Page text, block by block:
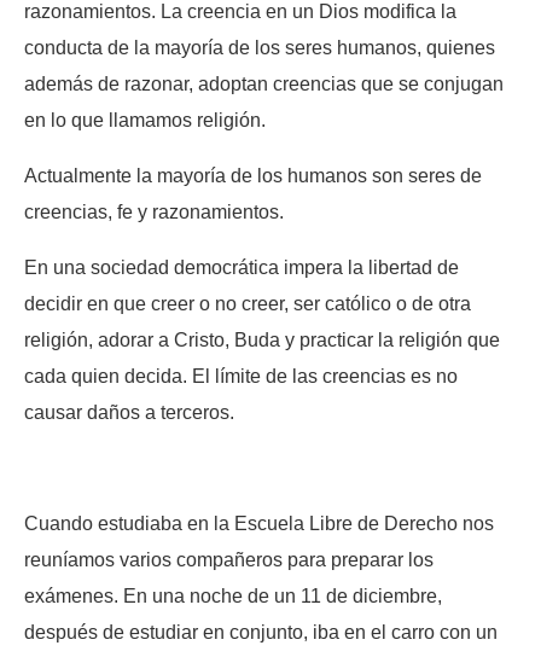
razonamientos. La creencia en un Dios modifica la
conducta de la mayoría de los seres humanos, quienes
además de razonar, adoptan creencias que se conjugan
en lo que llamamos religión.
Actualmente la mayoría de los humanos son seres de
creencias, fe y razonamientos.
En una sociedad democrática impera la libertad de
decidir en que creer o no creer, ser católico o de otra
religión, adorar a Cristo, Buda y practicar la religión que
cada quien decida. El límite de las creencias es no
causar daños a terceros.
Cuando estudiaba en la Escuela Libre de Derecho nos
reuníamos varios compañeros para preparar los
exámenes. En una noche de un 11 de diciembre,
después de estudiar en conjunto, iba en el carro con un